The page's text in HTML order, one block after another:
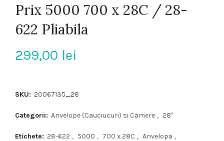
Prix 5000 700 x 28C / 28-
622 Pliabila
299,00 lei
SKU: 20067135_28
Categorii: Anvelope (Cauciucuri) si Camere , 28"
Etichete: 28-622 , 5000 , 700 x 28C , Anvelopa ,